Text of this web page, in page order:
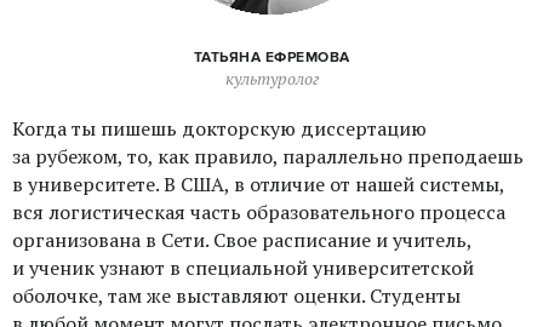
ТАТЬЯНА ЕФРЕМОВА
культуролог
Когда ты пишешь докторскую диссертацию
за рубежом, то, как правило, параллельно преподаешь
в университете. В США, в отличие от нашей системы,
вся логистическая часть образовательного процесса
организована в Сети. Свое расписание и учитель,
и ученик узнают в специальной университетской
оболочке, там же выставляют оценки. Студенты